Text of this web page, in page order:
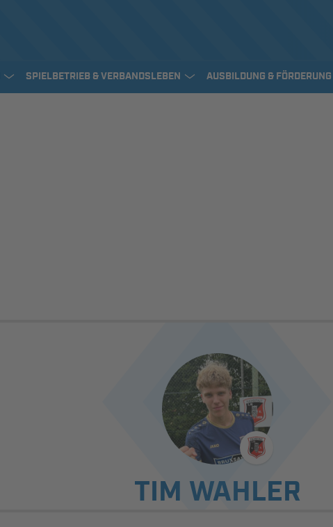
SPIELBETRIEB & VERBANDSLEBEN AUSBILDUNG & FÖRDERUNG
TIM WAHLER